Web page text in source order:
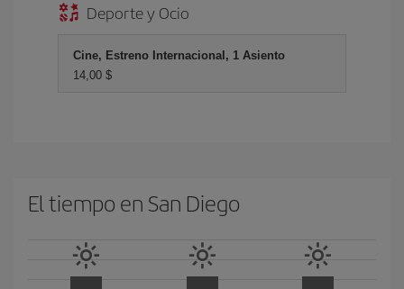
Deporte y Ocio
Cine, Estreno Internacional, 1 Asiento
14,00 $
El tiempo en San Diego